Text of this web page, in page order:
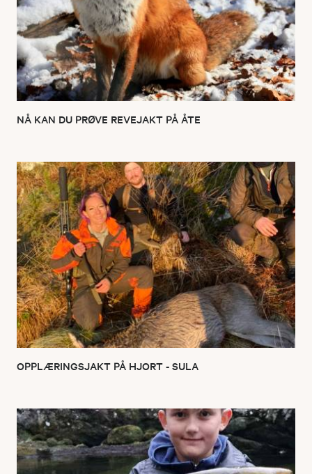
NÅ KAN DU PRØVE REVEJAKT PÅ ÅTE
OPPLÆRINGSJAKT PÅ HJORT - SULA